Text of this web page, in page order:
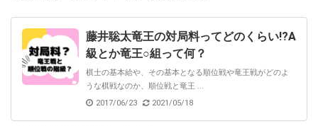
藤井聡太竜王の対局料ってどのくらい!?A
級とか竜王○組って何？
棋士の基本給や、その基本となる順位戦や竜王戦がどのよ
うな棋戦なのか、順位戦と竜王 ...
2017/06/23
2021/05/18